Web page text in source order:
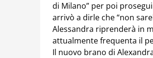
di Milano” per poi
arrivò a dirle che “non
Alessandra riprenderà in
attualmente frequenta il
Il nuovo brano di